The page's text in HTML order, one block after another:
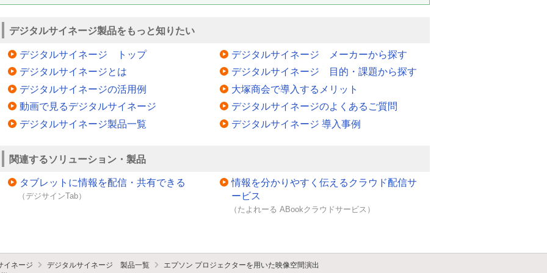
デジタルサイネージ製品をもっと知りたい
デジタルサイネージ トップ
デジタルサイネージとは
デジタルサイネージの活用例
動画で見るデジタルサイネージ
デジタルサイネージ製品一覧
デジタルサイネージ メーカーから探す
デジタルサイネージ 目的・課題から探す
大塚商会で導入するメリット
デジタルサイネージのよくあるご質問
デジタルサイネージ 導入事例
関連するソリューション・製品
タブレットに情報を配信・共有できる
（デジサインTab）
情報を分かりやすく伝えるクラウド配信サ
ービス
（たよれーる ABookクラウドサービス）
イネージ デジタルサイネージ 製品一覧
エプソン プロジェクターを用いた映像空間演出